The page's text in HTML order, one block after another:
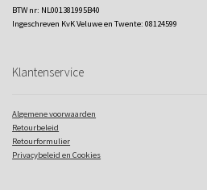
BTW nr: NL001381995B40
Ingeschreven KvK Veluwe en Twente: 08124599
Klantenservice
Algemene voorwaarden
Retourbeleid
Retourformulier
Privacybeleid en Cookies